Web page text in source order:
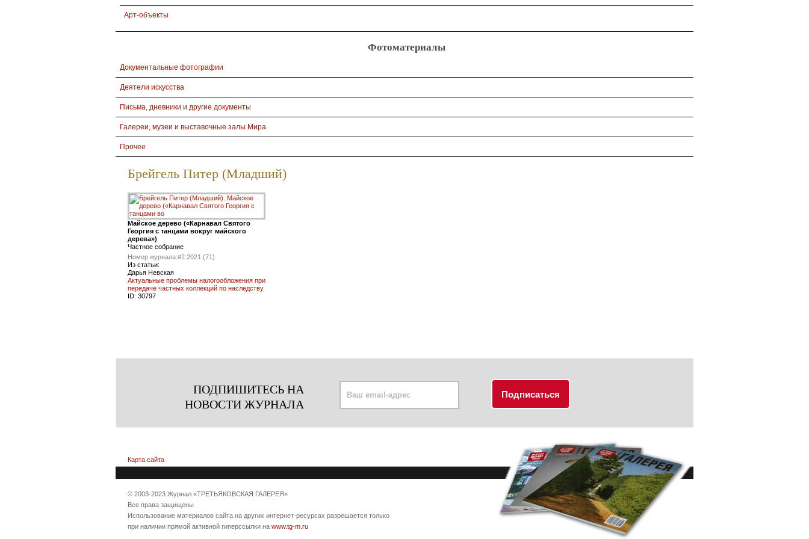
Арт-объекты
Фотоматериалы
Документальные фотографии
Деятели искусства
Письма, дневники и другие документы
Галереи, музеи и выставочные залы Мира
Прочее
Брейгель Питер (Младший)
Майское дерево («Карнавал Святого
Георгия с танцами вокруг майского
дерева»)
Частное собрание
Номер журнала:#2 2021 (71)
Из статьи:
Дарья Невская
Актуальные проблемы налогообложения при
передаче частных коллекций по наследству
ID: 30797
ПОДПИШИТЕСЬ НА
НОВОСТИ ЖУРНАЛА
Карта сайта
© 2003-2023 Журнал «ТРЕТЬЯКОВСКАЯ ГАЛЕРЕЯ»
Все права защищены
Использование материалов сайта на других интернет-ресурсах разрешается только
при наличии прямой активной гиперссылки на www.tg-m.ru